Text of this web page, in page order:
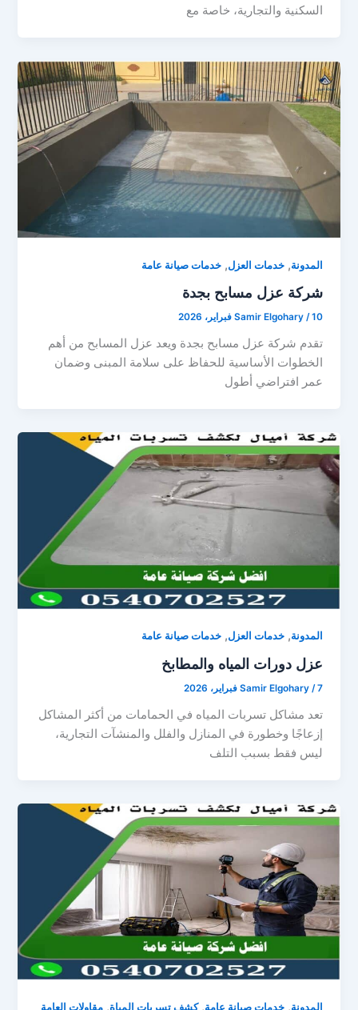
السكنية والتجارية، خاصة مع
المدونة,خدمات العزل,خدمات صيانة عامة
شركة عزل مسابح بجدة
Samir Elgohary /10 فبراير، 2026
تقدم شركة عزل مسابح بجدة ويعد عزل المسابح من أهم
الخطوات الأساسية للحفاظ على سلامة المبنى وضمان
عمر افتراضي أطول
المدونة,خدمات العزل,خدمات صيانة عامة
عزل دورات المياه والمطابخ
Samir Elgohary /7 فبراير، 2026
تعد مشاكل تسربات المياه في الحمامات من أكثر المشاكل
إزعاجًا وخطورة في المنازل والفلل والمنشآت التجارية،
ليس فقط بسبب التلف
المدونة,خدمات صيانة عامة,كشف تسربات المياة,مقاولات العامة